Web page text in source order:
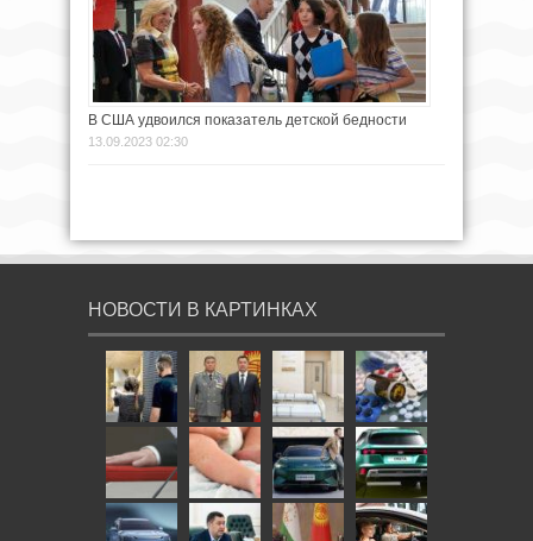
В США удвоился показатель детской бедности
13.09.2023 02:30
НОВОСТИ В КАРТИНКАХ